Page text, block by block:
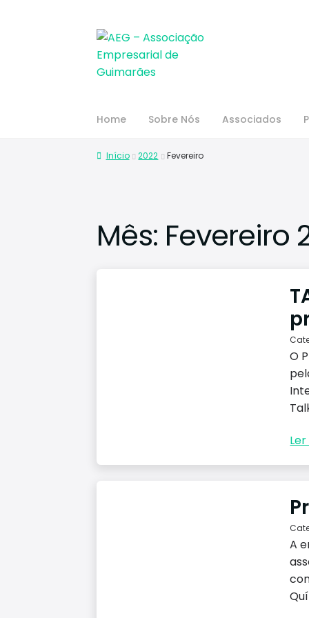
Home Sobre Nós Associados
Início 2022 Fevereiro
Mês: Fevereiro
O
Ler
A